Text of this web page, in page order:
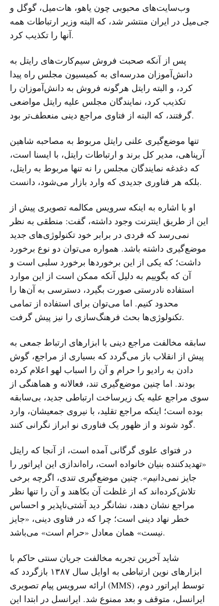
وب‌سایت‌های محبوبی چون یاهو، هات‌میل، گوگل و
جی‌میل در ایران منتشر شد، که البته وزیر ارتباطات همه
آنها را تکذیب کرد.
پس از آنکه صحبت فروش سیم‌کارت‌های رایتل به
دانش‌آموزان مدرسه‌ای به کمیسیون مجلس راه پیدا
کرد، و البته رایتل هرگونه فروش به دانش‌آموزان را
تکذیب کرد، نمایندگان مجلس علیه رایتل مواضعی
گرفتند، که البته از فتاوی مراجع دینی منعطف‌تر بود.
تنها موضع‌گیری علنی رایتل مربوط به مصاحبه شاهین
آرپناهی، مدیر کل برند و ارتباطات رایتل، با ایسنا است،
که دغدغه‌ نمایندگان مجلس را نه تنها مربوط به رایتل،
بلکه هر فناوری جدیدی که وارد بازار می‌شود، دانست.
او با اشاره به اینکه سرویس مکالمه تصویری پیش از
این از طریق اینترنت وجود داشته، گفت: منطقی به نظر
نمی‌رسد که فردی در برابر خود تکنولوژی‌های جدید
موضع‌گیری داشته باشد. همواره می‌توان دو نوع برخورد
داشت؛ که یکی از این برخوردها برخورد سلبی است و
آن که بگوییم به دلیل آنکه ممکن است از این موارد
استفاده نادرستی صورت بگیرد، دسترسی به آن‌ها را
محدود کنیم. اما می‌توان برای استفاده از تمامی
تکنولوژی‌ها بحث فرهنگ‌سازی را نیز پیش گرفت.
سابقه مخالفت مراجع دینی با ابزارهای ارتباط جمعی به
پیش از انقلاب باز می‌گردد که بسیاری از مراجع، گوش
دادن به رادیو را حرام و آن را اسباب لهو اعلام کرده
بودند. اما چنین موضع‌گیری تند، فعالانه و هماهنگی از
سوی مراجع علیه یک زیرساخت ارتباطی جدید، بی‌سابقه
بوده است؛ اینکه مراجع تقلید، با نیروی جمعیشان، وارد
گود شوند و از ظهور یک فناوری نو ابراز نگرانی کنند.
در فتوای علوی گرگانی آمده است، از آنجا که رایتل
«تهدیدکننده بنیان خانواده است، راه‌اندازی این اپراتور را
جایز نمی‌دانیم». چنین موضع‌گیری تندی، اگرچه برخی
تلاش‌کرده‌اند که از غلظت آن بکاهند و آن را تنها نظر
مراجع نشان دهند، نشانگر دید آشتی‌ناپذیر و احساس
خطر نهاد دینی است؛ چرا که در فتاوی دینی، «جایز
نیست» همان معادل «حرام است» می‌باشد.
شاید آخرین تجربه مخالفت جریان سنتی حاکم با
ابزارهای نوین ارتباطی به اوایل سال ۱۳۸۷ بازگردد که
ارائه سرویس پیام تصویری (MMS) توسط اپراتور دوم،
ایرانسل، متوقف و بعد ممنوع شد. ایرانسل در ابتدا این